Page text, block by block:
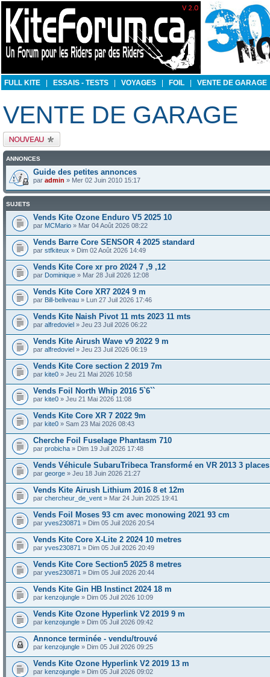
FULL KITE ESSAIS - TESTS VOYAGES FOIL VENTE DE GARAGE
VENTE DE GARAGE
Publier un nouveau
sujet
ANNONCES
Guide des petites annonces
par admin » Mer 02 Juin 2010 15:17
SUJETS
Vends Kite Ozone Enduro V5 2025 10
par MCMario » Mar 04 Août 2026 08:22
Vends Barre Core SENSOR 4 2025 standard
par stfkiteux » Dim 02 Août 2026 14:49
Vends Kite Core xr pro 2024 7 ,9 ,12
par Dominique » Mar 28 Juil 2026 12:08
Vends Kite Core XR7 2024 9 m
par Bill-beliveau » Lun 27 Juil 2026 17:46
Vends Kite Naish Pivot 11 mts 2023 11 mts
par alfredoviel » Jeu 23 Juil 2026 06:22
Vends Kite Airush Wave v9 2022 9 m
par alfredoviel » Jeu 23 Juil 2026 06:19
Vends Kite Core section 2 2019 7m
par kite0 » Jeu 21 Mai 2026 10:58
Vends Foil North Whip 2016 5`6``
par kite0 » Jeu 21 Mai 2026 11:08
Vends Kite Core XR 7 2022 9m
par kite0 » Sam 23 Mai 2026 08:43
Cherche Foil Fuselage Phantasm 710
par probicha » Dim 19 Juil 2026 17:48
Vends Véhicule SubaruTribeca Transformé en VR 2013 3 places
par george » Jeu 18 Juin 2026 21:27
Vends Kite Airush Lithium 2016 8 et 12m
par chercheur_de_vent » Mar 24 Juin 2025 19:41
Vends Foil Moses 93 cm avec monowing 2021 93 cm
par yves230871 » Dim 05 Juil 2026 20:54
Vends Kite Core X-Lite 2 2024 10 metres
par yves230871 » Dim 05 Juil 2026 20:49
Vends Kite Core Section5 2025 8 metres
par yves230871 » Dim 05 Juil 2026 20:44
Vends Kite Gin HB Instinct 2024 18 m
par kenzojungle » Dim 05 Juil 2026 10:09
Vends Kite Ozone Hyperlink V2 2019 9 m
par kenzojungle » Dim 05 Juil 2026 09:42
Annonce terminée - vendu/trouvé
par kenzojungle » Dim 05 Juil 2026 09:25
Vends Kite Ozone Hyperlink V2 2019 13 m
par kenzojungle » Dim 05 Juil 2026 09:02